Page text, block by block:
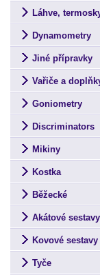
Láhve,
Dynamometry
Jiné přípravky
Vařiče a
Goniometry
Discriminators
Mikiny
Kostka
Běžecké
Akátové sestavy
Kovové sestavy
Tyče